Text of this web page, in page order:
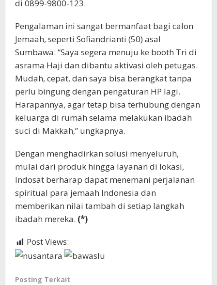
di 0899-9800-123.
Pengalaman ini sangat bermanfaat bagi calon
Jemaah, seperti Sofiandrianti (50) asal
Sumbawa. “Saya segera menuju ke booth Tri di
asrama Haji dan dibantu aktivasi oleh petugas.
Mudah, cepat, dan saya bisa berangkat tanpa
perlu bingung dengan pengaturan HP lagi.
Harapannya, agar tetap bisa terhubung dengan
keluarga di rumah selama melakukan ibadah
suci di Makkah,” ungkapnya.
Dengan menghadirkan solusi menyeluruh,
mulai dari produk hingga layanan di lokasi,
Indosat berharap dapat menemani perjalanan
spiritual para jemaah Indonesia dan
memberikan nilai tambah di setiap langkah
ibadah mereka. (*)
Post Views:
Posting Terkait